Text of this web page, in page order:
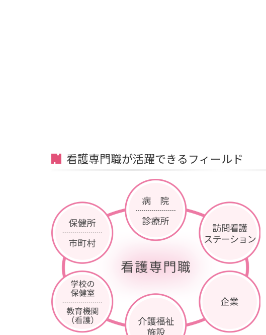
看護専門職が活躍できるフィールド